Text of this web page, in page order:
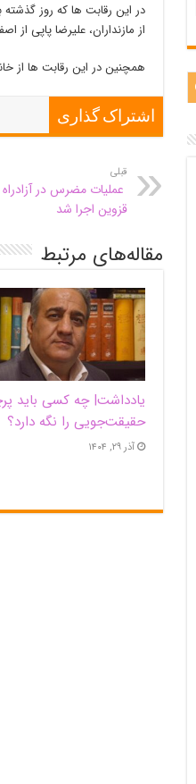
در این رقابت ها که روز
از مازنداران، علیرضا پاپی
همچنین در این رقابت ها از
اشتراک گذاری
قبلی
عملیات مضرس‌ در
قزوین اجرا شد
مقاله‌های مرتبط
یادداشت| ‌چه کسی باید
حقیقت‌جویی را نگه دارد؟
آذر ۲۹, ۱۴۰۴